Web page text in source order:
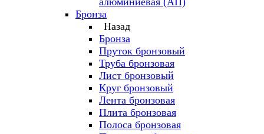
Бронза
Назад
Бронза
Пруток бронзовый
Труба бронзовая
Лист бронзовый
Круг бронзовый
Лента бронзовая
Плита бронзовая
Полоса бронзовая